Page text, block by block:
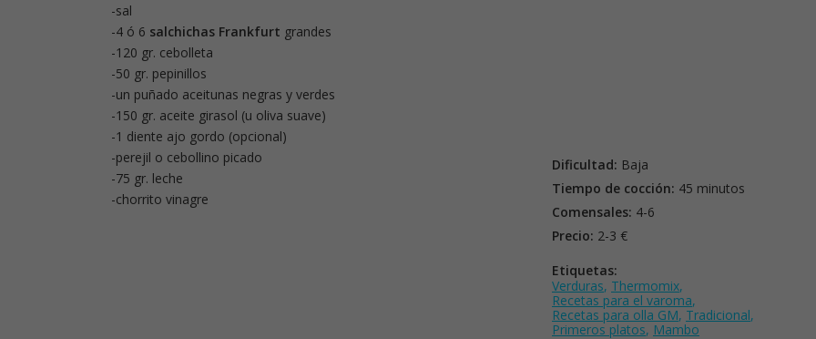
-sal
-4 ó 6 salchichas Frankfurt grandes
-120 gr. cebolleta
-50 gr. pepinillos
-un puñado aceitunas negras y verdes
-150 gr. aceite girasol (u oliva suave)
-1 diente ajo gordo (opcional)
-perejil o cebollino picado
-75 gr. leche
-chorrito vinagre
Dificultad: Baja
Tiempo de cocción: 45 minutos
Comensales: 4-6
Precio: 2-3 €
Etiquetas:
Verduras, Thermomix,
Recetas para el varoma,
Recetas para olla GM, Tradicional,
Primeros platos, Mambo